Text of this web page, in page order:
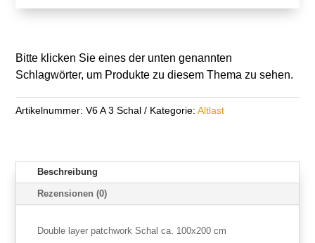
Bitte klicken Sie eines der unten genannten
Schlagwörter, um Produkte zu diesem Thema zu sehen.
Artikelnummer: V6 A 3 Schal Kategorie: Altlast
Beschreibung
Rezensionen (0)
Double layer patchwork Schal ca. 100x200 cm